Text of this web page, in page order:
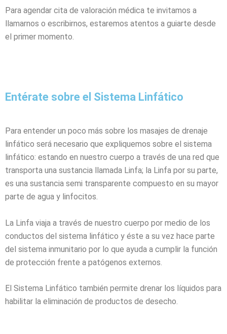
Para agendar cita de valoración médica te invitamos a
llamarnos o escribirnos, estaremos atentos a guiarte desde
el primer momento.
Entérate sobre el Sistema Linfático
Para entender un poco más sobre los masajes de drenaje
linfático será necesario que expliquemos sobre el sistema
linfático: estando en nuestro cuerpo a través de una red que
transporta una sustancia llamada Linfa; la Linfa por su parte,
es una sustancia semi transparente compuesto en su mayor
parte de agua y linfocitos.
La Linfa viaja a través de nuestro cuerpo por medio de los
conductos del sistema linfático y éste a su vez hace parte
del sistema inmunitario por lo que ayuda a cumplir la función
de protección frente a patógenos externos.
El Sistema Linfático también permite drenar los líquidos para
habilitar la eliminación de productos de desecho.